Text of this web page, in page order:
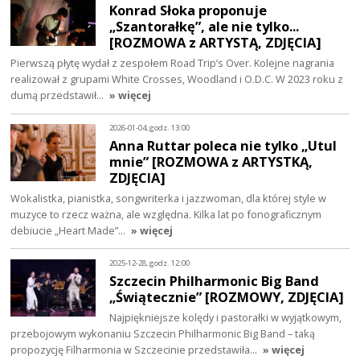
Konrad Słoka proponuje
„Szantorałkę”, ale nie tylko...
[ROZMOWA z ARTYSTĄ, ZDJĘCIA]
Pierwszą płytę wydał z zespołem Road Trip’s Over. Kolejne nagrania
realizował z grupami White Crosses, Woodland i O.D.C. W 2023 roku z
dumą przedstawił… » więcej
2026-01-04, godz. 13:00
Anna Ruttar poleca nie tylko „Utul
mnie” [ROZMOWA z ARTYSTKĄ,
ZDJĘCIA]
Wokalistka, pianistka, songwriterka i jazzwoman, dla której style w
muzyce to rzecz ważna, ale względna. Kilka lat po fonograficznym
debiucie „Heart Made”… » więcej
2025-12-28, godz. 12:00
Szczecin Philharmonic Big Band
„Świątecznie” [ROZMOWY, ZDJĘCIA]
Najpiękniejsze kolędy i pastorałki w wyjątkowym,
przebojowym wykonaniu Szczecin Philharmonic Big Band – taką
propozycję Filharmonia w Szczecinie przedstawiła… » więcej